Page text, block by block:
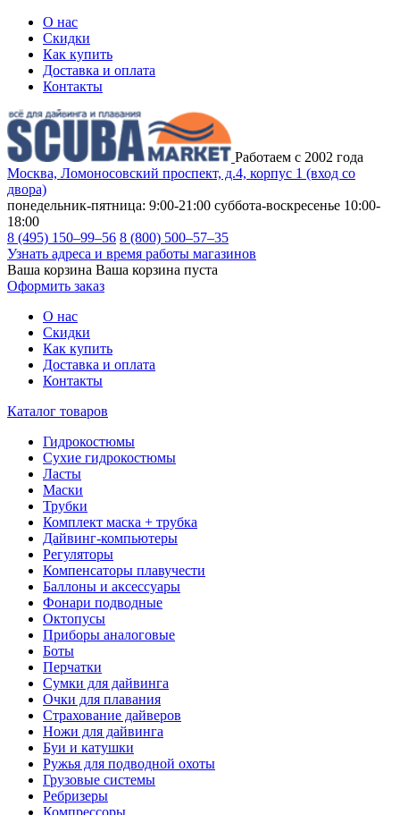
О нас
Скидки
Как купить
Доставка и оплата
Контакты
Работаем с 2002 года
Москва, Ломоносовский проспект, д.4, корпус 1 (вход со
двора)
понедельник-пятница: 9:00-21:00 суббота-воскресенье 10:00-
18:00
8 (495) 150–99–56 8 (800) 500–57–35
Узнать адреса и время работы магазинов
Ваша корзина Ваша корзина пуста
Оформить заказ
О нас
Скидки
Как купить
Доставка и оплата
Контакты
Каталог товаров
Гидрокостюмы
Сухие гидрокостюмы
Ласты
Маски
Трубки
Комплект маска + трубка
Дайвинг-компьютеры
Регуляторы
Компенсаторы плавучести
Баллоны и аксессуары
Фонари подводные
Октопусы
Приборы аналоговые
Боты
Перчатки
Сумки для дайвинга
Очки для плавания
Страхование дайверов
Ножи для дайвинга
Буи и катушки
Ружья для подводной охоты
Грузовые системы
Ребризеры
Компрессоры